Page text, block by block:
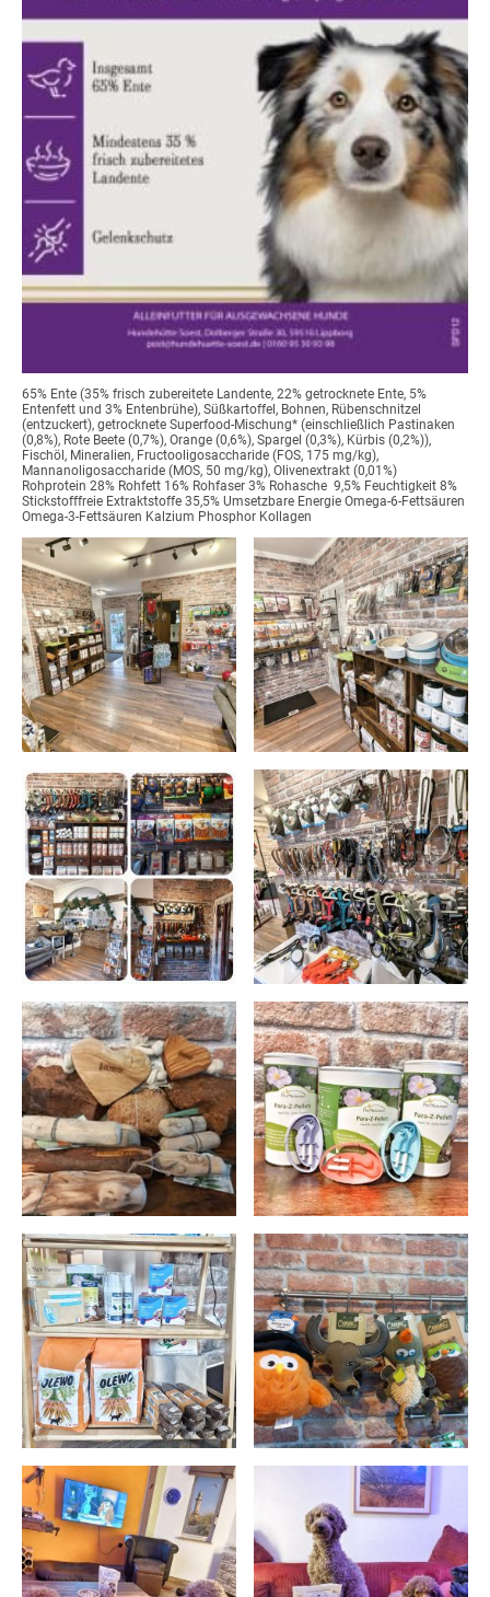
65% Ente (35% frisch zubereitete Landente, 22% getrocknete Ente, 5%
Entenfett und 3% Entenbrühe), Süßkartoffel, Bohnen, Rübenschnitzel
(entzuckert), getrocknete Superfood-Mischung* (einschließlich Pastinaken
(0,8%), Rote Beete (0,7%), Orange (0,6%), Spargel (0,3%), Kürbis (0,2%)),
Fischöl, Mineralien, Fructooligosaccharide (FOS, 175 mg/kg),
Mannanoligosaccharide (MOS, 50 mg/kg), Olivenextrakt (0,01%)
Rohprotein 28% Rohfett 16% Rohfaser 3% Rohasche 9,5% Feuchtigkeit 8%
Stickstofffreie Extraktstoffe 35,5% Umsetzbare Energie Omega-6-Fettsäuren
Omega-3-Fettsäuren Kalzium Phosphor Kollagen